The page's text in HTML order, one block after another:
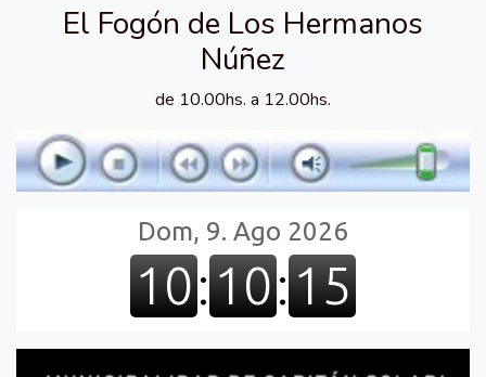
El Fogón de Los Hermanos
Núñez
de 10.00hs. a 12.00hs.